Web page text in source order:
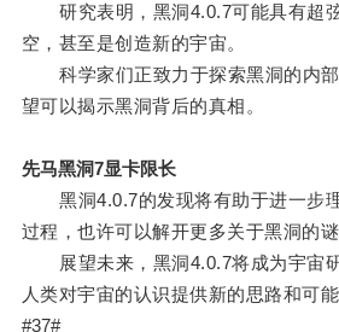
研究表明，黑洞4.0.7可能具有超
空，甚至是创造新的宇宙。
科学家们正致力于探索黑洞的内部
望可以揭示黑洞背后的真相。
先马黑洞7显卡限长
黑洞4.0.7的发现将有助于进一步
过程，也许可以解开更多关于黑洞的谜
展望未来，黑洞4.0.7将成为宇宙
人类对宇宙的认识提供新的思路和可能
#37#